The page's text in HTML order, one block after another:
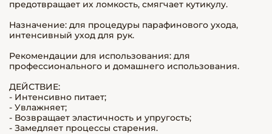
предотвращает их ломкость, смягчает кутикулу.
Назначение: для процедуры парафинового ухода,
интенсивный уход для рук.
Рекомендации для использования: для
профессионального и домашнего использования.
ДЕЙСТВИЕ:
- Интенсивно питает;
- Увлажняет;
- Возвращает эластичность и упругость;
- Замедляет процессы старения.